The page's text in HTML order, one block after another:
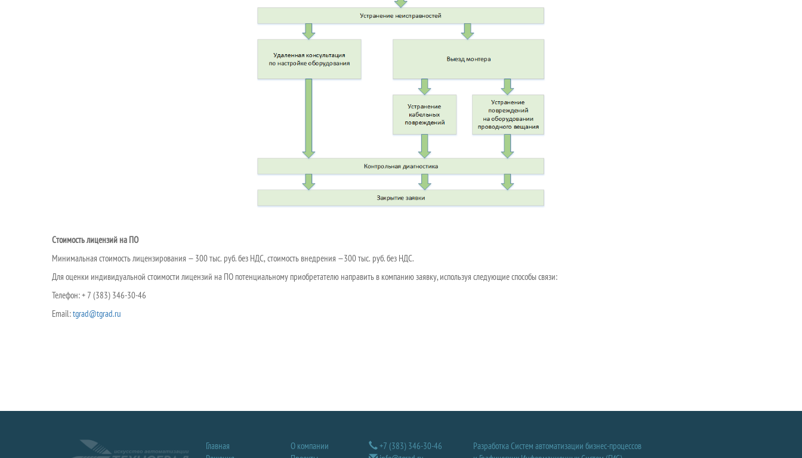
Стоимость лицензий на ПО
Минимальная стоимость лицензирования — 300 тыс. руб. без НДС, стоимость внедрения —300 тыс. руб. без НДС.
Для оценки индивидуальной стоимости лицензий на ПО потенциальному приобретателю направить в компанию заявку, используя следующие способы связи:
Телефон: + 7 (383) 346-30-46
Email:tgrad@tgrad.ru
Главная
О компании
+7 (383) 346-30-46
Разработка Систем автоматизации бизнес-процессов